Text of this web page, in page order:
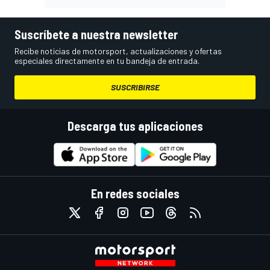
Suscríbete a nuestra newsletter
Recibe noticias de motorsport, actualizaciones y ofertas
especiales directamente en tu bandeja de entrada.
SUSCRIBIRSE
Descarga tus aplicaciones
En redes sociales